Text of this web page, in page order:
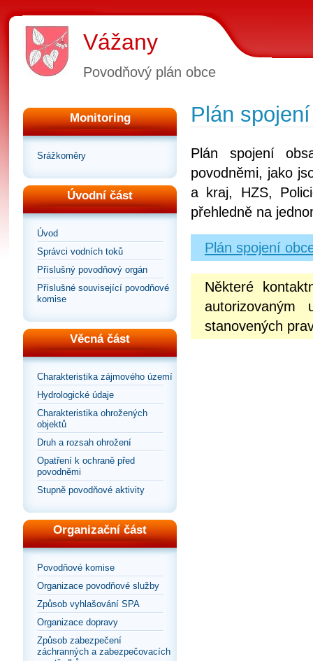
Vážany
Povodňový plán obce
Monitoring
Srážkoměry
Úvodní část
Úvod
Správci vodních toků
Příslušný povodňový orgán
Příslušné související povodňové
komise
Věcná část
Charakteristika zájmového území
Hydrologické údaje
Charakteristika ohrožených
objektů
Druh a rozsah ohrožení
Opatření k ochraně před
povodněmi
Stupně povodňové aktivity
Organizační část
Povodňové komise
Organizace povodňové služby
Způsob vyhlašování SPA
Organizace dopravy
Způsob zabezpečení
záchranných a zabezpečovacích
Plán
Plán spojení
povodněmi, jako
a kraj, HZS,
přehledně na
Plán spojení
Některé
stanovených